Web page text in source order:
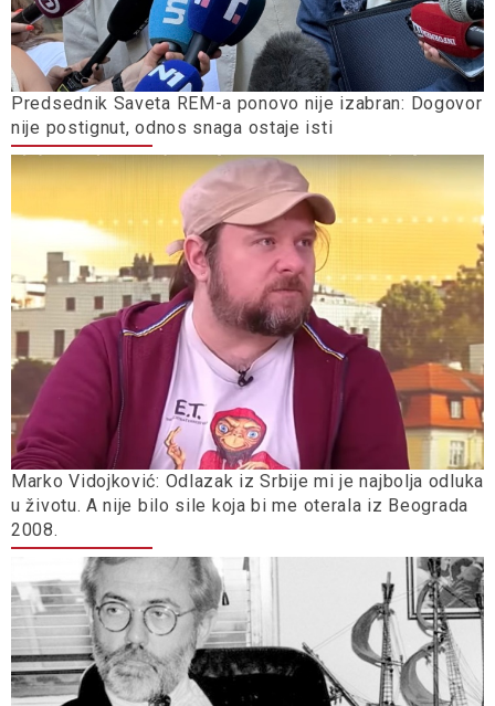
Predsednik Saveta REM-a ponovo nije izabran: Dogovor
nije postignut, odnos snaga ostaje isti
Marko Vidojković: Odlazak iz Srbije mi je najbolja odluka
u životu. A nije bilo sile koja bi me oterala iz Beograda
2008.